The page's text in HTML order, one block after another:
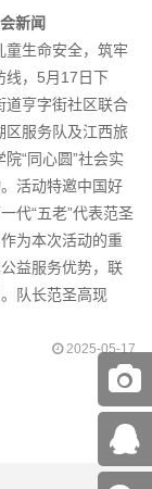
新闻
童生命安全，筑牢
线，5月17日下
道亨字街社区联合
区服务队及江西旅
“同心圆”社会实
活动特邀中国好
代“五老”代表范圣
为本次活动的重
益服务优势，联
队长范圣高现
2025-05-17